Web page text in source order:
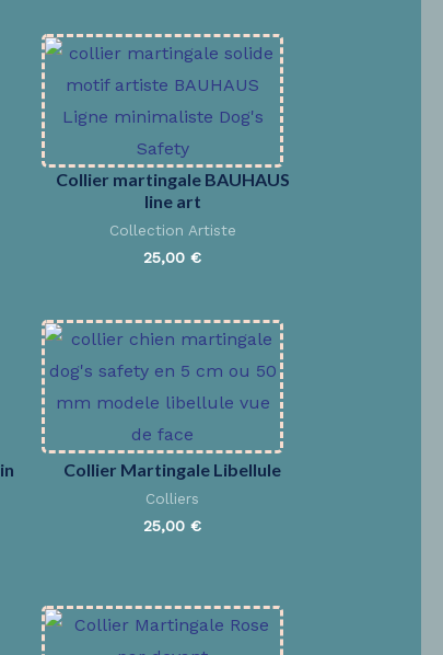
Collier martingale BAUHAUS
line art
Collection Artiste
25,00 €
Collier Martingale Libellule
Colliers
25,00 €